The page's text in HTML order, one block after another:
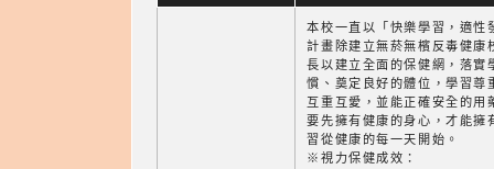
本校一直以「快樂學習，適性
計畫除建立無菸無檳反毒健康
長以建立全面的保健網，落實
慣、奠定良好的體位，學習尊
互重互愛，並能正確安全的用
要先擁有健康的身心，才能擁
習從健康的每一天開始。
※視力保健成效：